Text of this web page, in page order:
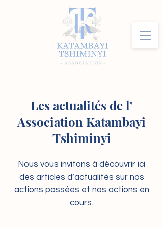
Les actualités de l’
Association Katambayi
Tshiminyi
Nous vous invitons à découvrir ici
des articles d’actualités sur nos
actions passées et nos actions en
cours.